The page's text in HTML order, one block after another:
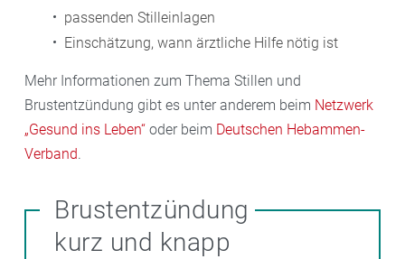
passenden Stilleinlagen
Einschätzung, wann ärztliche Hilfe nötig ist
Mehr Informationen zum Thema Stillen und
Brustentzündung gibt es unter anderem beim Netzwerk
„Gesund ins Leben“ oder beim Deutschen Hebammen-
Verband.
Brustentzündung
kurz und knapp